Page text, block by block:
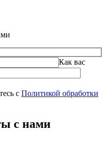
Как вас
с Политикой обработки
с нами